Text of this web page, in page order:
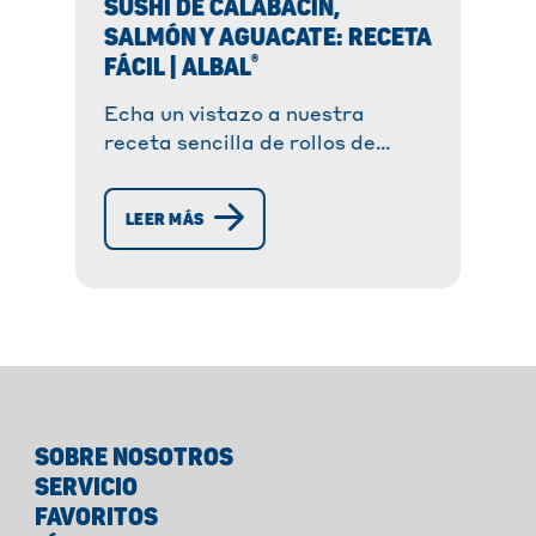
SUSHI DE CALABACÍN,
SALMÓN Y AGUACATE: RECETA
FÁCIL | ALBAL®
Echa un vistazo a nuestra
receta sencilla de rollos de
coronados con salmón y
aguacate. Un comienzo fresco y
LEER MÁS
SOBRE NOSOTROS
SERVICIO
FAVORITOS